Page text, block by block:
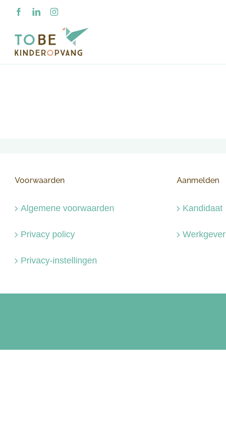
inhoud
FacebookLinkedInInstagram
Voorwaarden
Algemene voorwaarden
Privacy policy
Privacy-instellingen
Aanmelden
Kandidaat
Werkgever